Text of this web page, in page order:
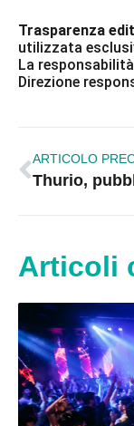
Trasparenza
utilizzata
La
Direzione
Articoli